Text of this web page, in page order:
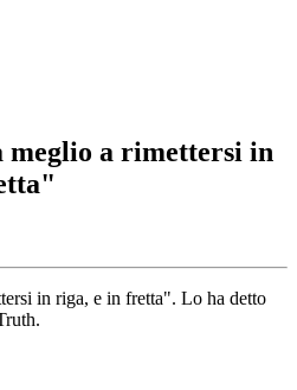
a rimettersi in
in riga, e in fretta". Lo ha detto